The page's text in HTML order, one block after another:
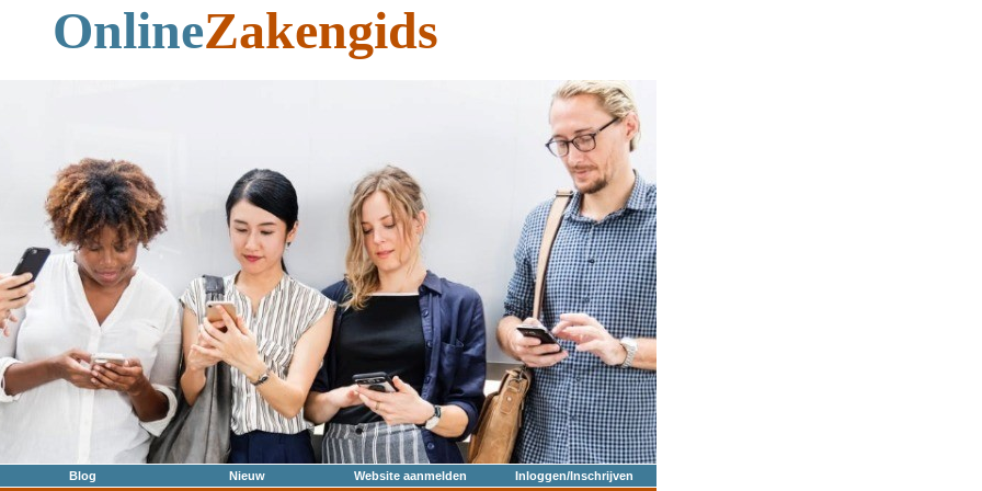
OnlineZakengids
Blog Nieuw Website aanmelden Inloggen/Inschrijven